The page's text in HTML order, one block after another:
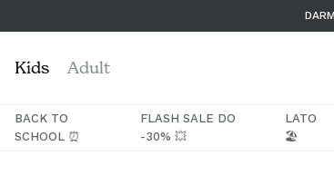
do
Kids Adult
BACK TO
SCHOOL ⏰
FLASH SALE DO
-30% 💥
LATO
🏖️